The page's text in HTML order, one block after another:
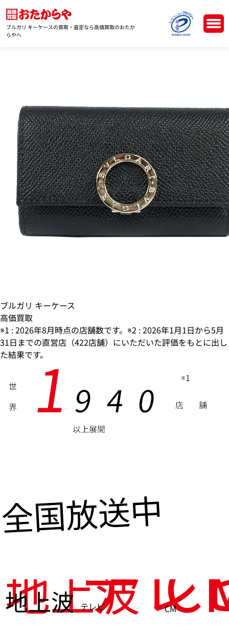
ブルガリ キーケースの買取・査定なら高価買取のおたか
らやへ
ブルガリ キーケース
高価買取
※1 : 2026年8月時点の店舗数です。※2 : 2026年1月1日から5月
31日までの直営店（422店舗）にいただいた評価をもとに出し
た結果です。
以上展開
世
界 店 舗
19 4 0 ※1
全国放送中
地上波テレ
地上波 テレビ CM